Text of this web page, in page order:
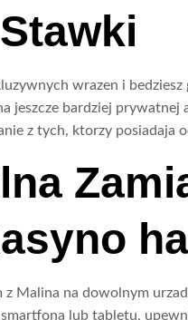
wrazen i
jeszcze bardziej
z tych, ktorzy posiadaja
z Malina na dowolnym
lub tabletu,